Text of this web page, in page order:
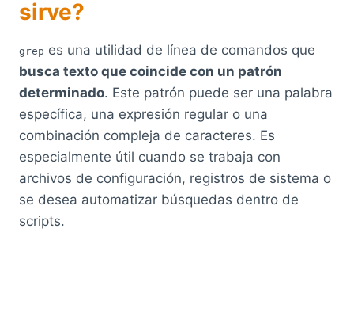
sirve?
grep es una utilidad de línea de comandos que
busca texto que coincide con un patrón
determinado. Este patrón puede ser una palabra
específica, una expresión regular o una
combinación compleja de caracteres. Es
especialmente útil cuando se trabaja con
archivos de configuración, registros de sistema o
se desea automatizar búsquedas dentro de
scripts.